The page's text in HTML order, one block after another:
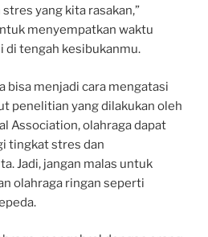
yang kita rasakan,”
menyempatkan waktu
di tengah kesibukanmu.
bisa menjadi cara mengatasi
penelitian yang dilakukan oleh
Association, olahraga dapat
tingkat stres dan
Jadi, jangan malas untuk
olahraga ringan seperti